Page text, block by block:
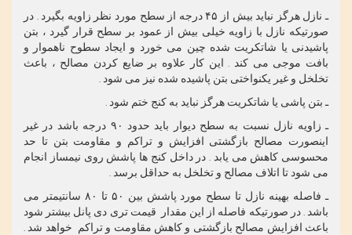
ـ نازل هرگز نباید بیش از ۴۵ درجه از سطح مورد نظر زاویه بگیرد . در
صورتیکه نازل با زاویه خیلی بیش از عمود بر سطح قرار گیرد ، بتن
پاشیدنی یا شاتکریت شده چین می خورد و ایجاد سطوح ناهموار و
بافت موجی می کند . این کار علاوه بر ضایع کردن مصالح ، باعث
تخلخل و غیر یکنواختی بتن پاشیده شده نیز می شود .
ـ بتن پاشی یا شاتکریت هرگز نباید به کنج ختم شود .
ـ زاویه نازل نسبت به سطح دیوار باید حدود ۹۰ درجه باشد در غیر
اینصورت مصالح بازگشتی افزایش و تراکم و مقاومت بتن تا حد
محسوسی کاهش می یابد . در داخل کنج ها پاشش روی نیمساز انجام
می شود تا اتلاف مصالح و تخلخل به حداقل برسد .
ـ فاصله بهینه نازل تا سطح مورد پاشش بین ۵۰ تا ۸۰ سانتیمتر می
باشد . در صورتیکه فاصله از این مقدار قیمت تری دی پانل بیشتر شود
باعث افزایش مصالح بازگشتی و کاهش مقاومت و تراکم خواهد شد .